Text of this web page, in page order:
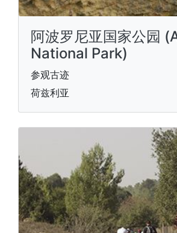
阿波罗尼亚国家公园
National Park)
参观古迹
荷兹利亚